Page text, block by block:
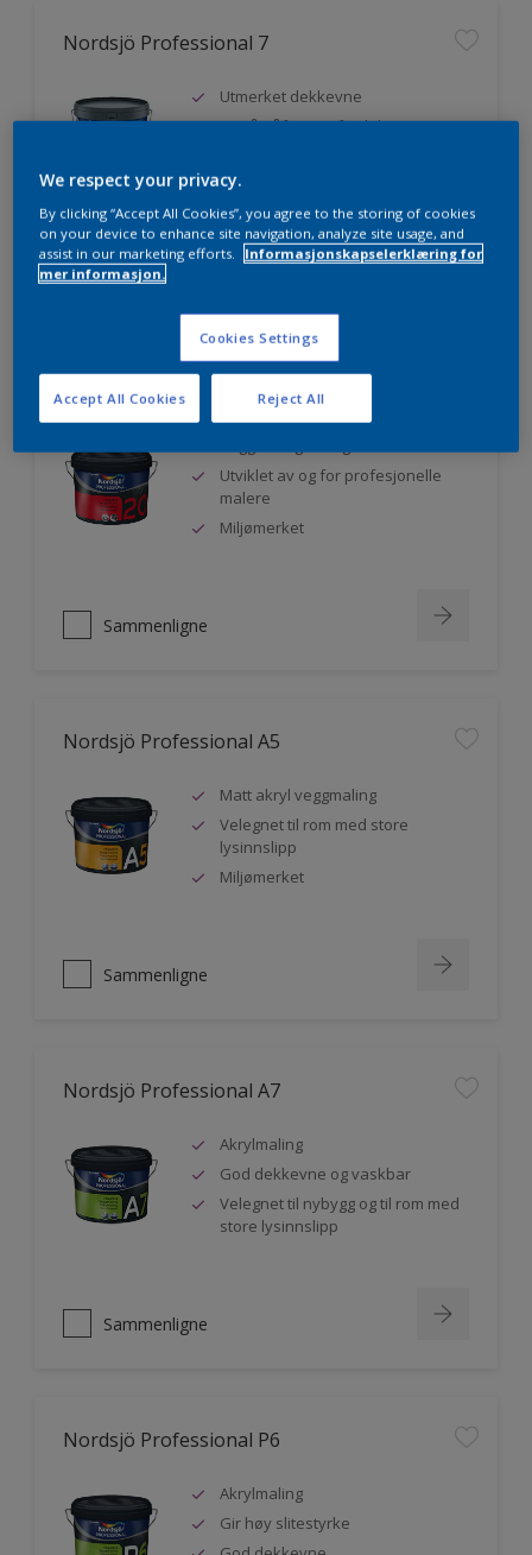
Nordsjö Professional 7
Utmerket dekkevne
Lett å påføre og fordele
mørke farger
Sammenligne
Nordsjö Professional 20
Utviklet av og for profesjonelle
malere
Miljømerket
Sammenligne
Nordsjö Professional A5
Matt akryl veggmaling
Velegnet til rom med store
lysinnslipp
Miljømerket
Sammenligne
Nordsjö Professional A7
Akrylmaling
God dekkevne og vaskbar
Velegnet til nybygg og til rom med
store lysinnslipp
Sammenligne
Nordsjö Professional P6
Akrylmaling
Gir høy slitestyrke
We respect your privacy.
By clicking “Accept All Cookies”, you agree to the storing of cookies
on your device to enhance site navigation, analyze site usage, and
assist in our marketing efforts.
Informasjonskapselerklæring for
mer informasjon.
Cookies Settings
Reject All
Accept All Cookies